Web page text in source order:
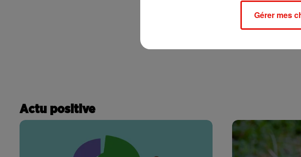
Actu positive
Gérer mes